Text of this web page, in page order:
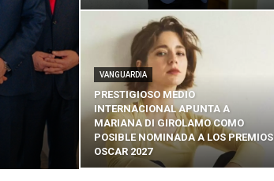
VANGUARDIA
PRESTIGIOSO MEDIO
INTERNACIONAL APUNTA A
MARIANA DI GIROLAMO COMO
POSIBLE NOMINADA A LOS PREMIOS
OSCAR 2027